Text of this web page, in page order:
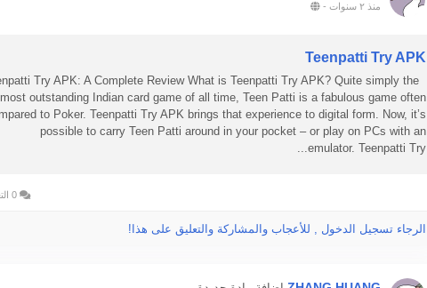
منذ ٢ سنوات -
Teenpatti Try APK
Try APK: A Complete Review What is Teenpatti Try APK? Quite simply the
most outstanding Indian card game of all time, Teen Patti is a fabulous game often
to Poker. Teenpatti Try APK brings that experience to digital form. Now, it’s
possible to carry Teen Patti around in your pocket – or play on PCs with an
emulator. Teenpatti Try...
الرجاء تسجيل الدخول , للأعجاب والمشاركة والتعليق على هذا!